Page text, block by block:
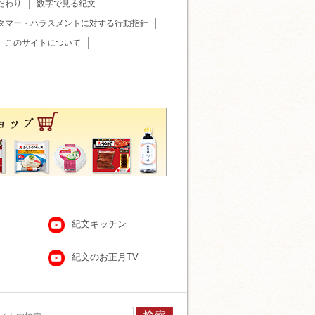
わり
数字で見る紀文
マー・ハラスメントに対する行動指針
このサイトについて
紀文キッチン
紀文のお正月TV